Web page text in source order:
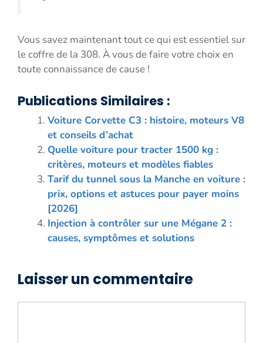
Vous savez maintenant tout ce qui est essentiel sur
le coffre de la 308. À vous de faire votre choix en
toute connaissance de cause !
Publications Similaires :
Voiture Corvette C3 : histoire, moteurs V8
et conseils d’achat
Quelle voiture pour tracter 1500 kg :
critères, moteurs et modèles fiables
Tarif du tunnel sous la Manche en voiture :
prix, options et astuces pour payer moins
[2026]
Injection à contrôler sur une Mégane 2 :
causes, symptômes et solutions
Laisser un commentaire